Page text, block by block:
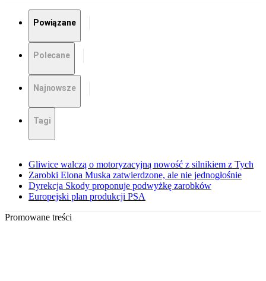
Powiązane
Polecane
Najnowsze
Tagi
Gliwice walczą o motoryzacyjną nowość z silnikiem z Tych
Zarobki Elona Muska zatwierdzone, ale nie jednogłośnie
Dyrekcja Skody proponuje podwyżkę zarobków
Europejski plan produkcji PSA
Promowane treści